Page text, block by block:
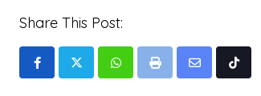
Share This Post:
WhatsappPrint
Share
Tiktok